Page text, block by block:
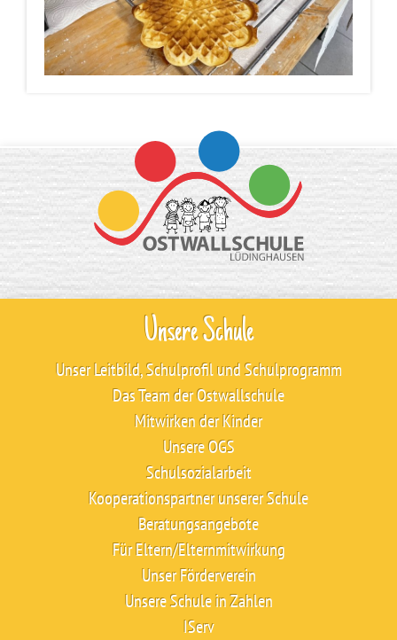
Unsere Schule
Unser Leitbild, Schulprofil und Schulprogramm
Das Team der Ostwallschule
Mitwirken der Kinder
Unsere OGS
Schulsozialarbeit
Kooperationspartner unserer Schule
Beratungsangebote
Für Eltern/Elternmitwirkung
Unser Förderverein
Unsere Schule in Zahlen
IServ